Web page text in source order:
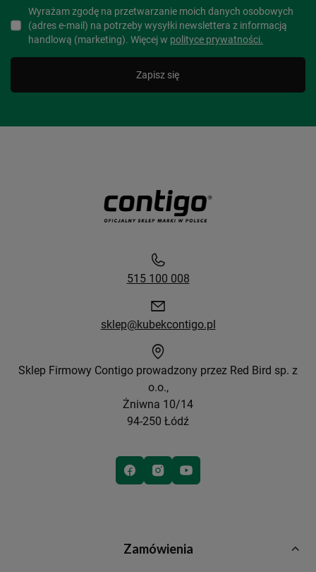
Wyrażam zgodę na przetwarzanie moich danych osobowych
(adres e-mail) na potrzeby wysyłki newslettera z informacją
handlową (marketing). Więcej w polityce prywatności.
Zapisz się
Zamówienia
515 100 008
sklep@kubekcontigo.pl
Sklep Firmowy Contigo prowadzony przez Red Bird sp. z
o.o.,
Żniwna 10/14
94-250 Łódź